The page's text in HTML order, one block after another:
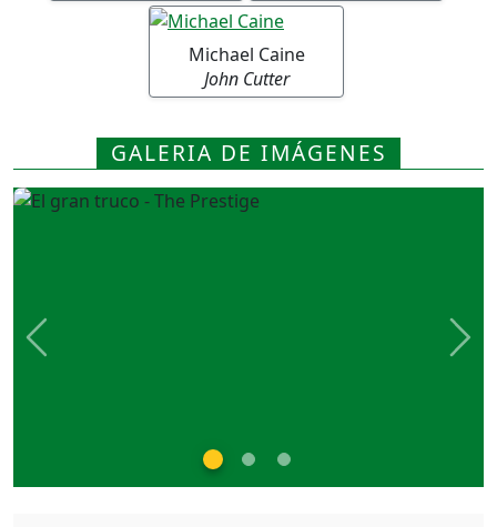
Michael Caine
John Cutter
GALERIA DE IMÁGENES
Previous Next